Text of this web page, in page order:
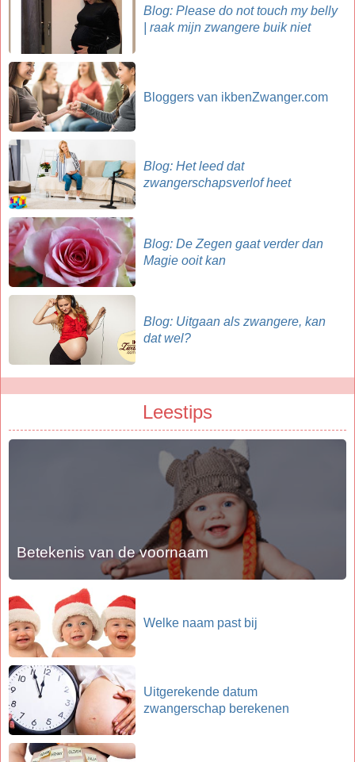
Blog: Please do not touch my belly
| raak mijn zwangere buik niet
Bloggers van ikbenZwanger.com
Blog: Het leed dat
zwangerschapsverlof heet
Blog: De Zegen gaat verder dan
Magie ooit kan
Blog: Uitgaan als zwangere, kan
dat wel?
Leestips
Betekenis van de voornaam
Welke naam past bij
Uitgerekende datum
zwangerschap berekenen